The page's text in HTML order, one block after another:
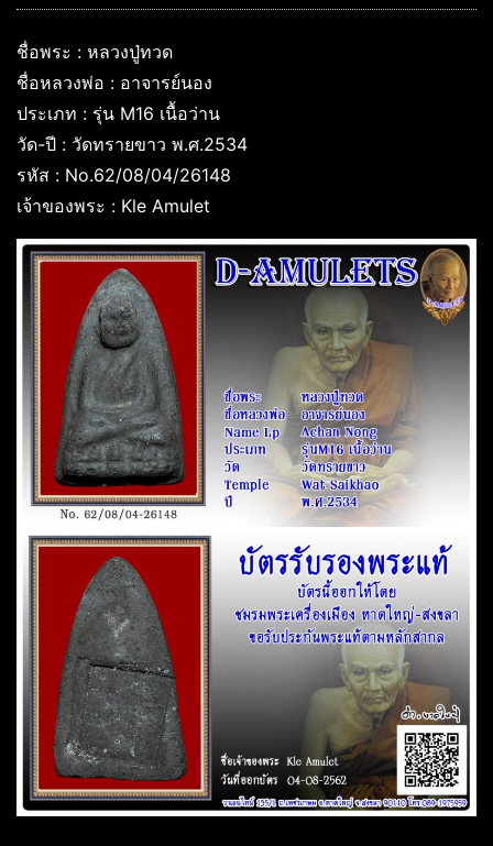
ชื่อพระ : หลวงปู่ทวด
ชื่อหลวงพ่อ : อาจารย์นอง
ประเภท : รุ่น M16 เนื้อว่าน
วัด-ปี : วัดทรายขาว พ.ศ.2534
รหัส : No.62/08/04/26148
เจ้าของพระ : Kle Amulet